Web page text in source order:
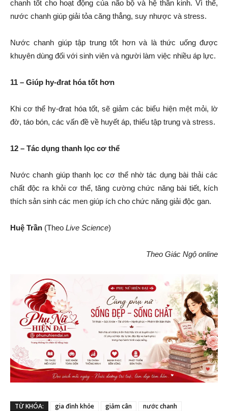
chanh tốt cho hoạt động của não bộ và hệ thần kinh. Vì thế,
nước chanh giúp giải tỏa căng thẳng, suy nhược và stress.
Nước chanh giúp tập trung tốt hơn và là thức uống được
khuyên dùng đối với sinh viên và người làm việc nhiều áp lực.
11 – Giúp hy-đrat hóa tốt hơn
Khi cơ thể hy-đrat hóa tốt, sẽ giảm các biểu hiện mệt mỏi, lờ
đờ, táo bón, các vấn đề về huyết áp, thiếu tập trung và stress.
12 – Tác dụng thanh lọc cơ thể
Nước chanh giúp thanh lọc cơ thể nhờ tác dụng bài thải các
chất độc ra khỏi cơ thể, tăng cường chức năng bài tiết, kích
thích sản sinh các men giúp ích cho chức năng giải độc gan.
Huệ Trần (Theo Live Science)
Theo Giác Ngộ online
TỪ KHÓA: gia đình khỏe giảm cân nước chanh